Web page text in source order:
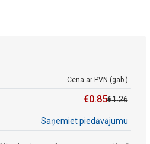
Cena ar PVN (gab.)
€0.85€1.26
Saņemiet piedāvājumu